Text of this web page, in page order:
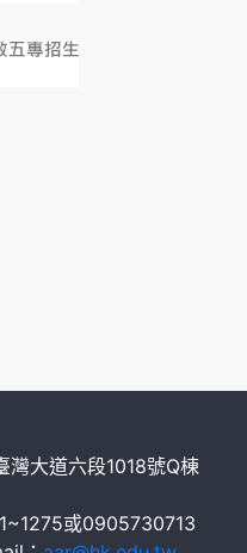
大道六段1018號Q棟
或0905730713